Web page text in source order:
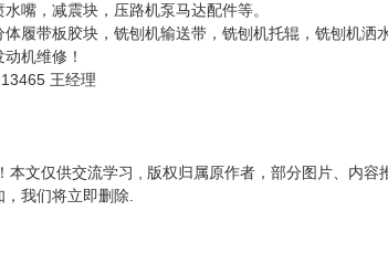
嘴，减震块，压路机泵马达配件等。
履带板胶块，铣刨机输送带，铣刨机托辊，铣刨机洒水
机维修！
王经理
本文仅供交流学习 , 版权归属原作者，部分图片、内
我们将立即删除.